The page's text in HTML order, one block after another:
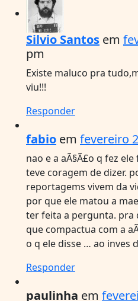
Silvio Santos em
pm
Existe maluco pra
viu!!!
Responder
fabio em fevereiro
nao e a aÃ§Ã£o q fez
teve coragem de dizer.
reportagems vivem da
por que ele matou a
ter feita a pergunta. pra
que compactua com a
o q ele disse … ao inves
Responder
paulinha em